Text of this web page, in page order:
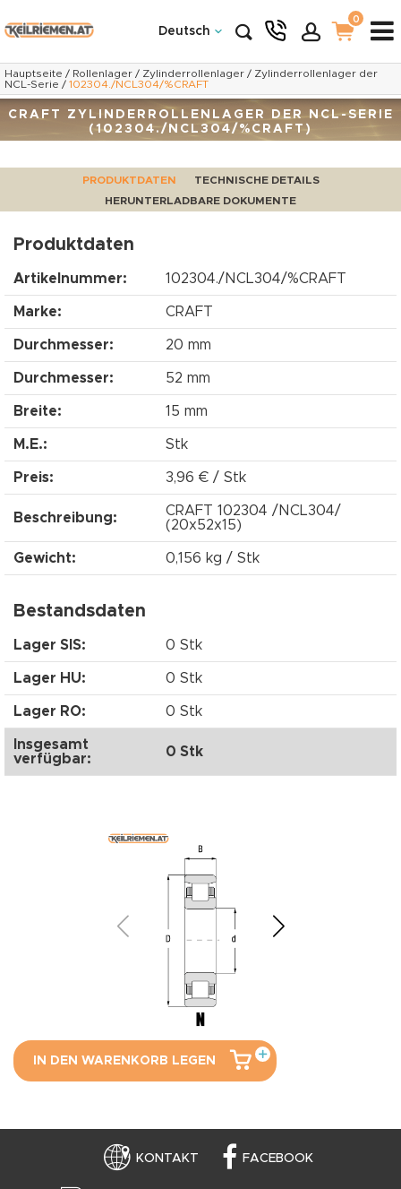
Deutsch
0
Hauptseite / Rollenlager / Zylinderrollenlager / Zylinderrollenlager der
NCL-Serie / 102304./NCL304/%CRAFT
CRAFT ZYLINDERROLLENLAGER DER NCL-SERIE
(102304./NCL304/%CRAFT)
PRODUKTDATEN
TECHNISCHE DETAILS
HERUNTERLADBARE DOKUMENTE
Produktdaten
Artikelnummer: 102304./NCL304/%CRAFT
Marke: CRAFT
Durchmesser: 20 mm
Durchmesser: 52 mm
Breite: 15 mm
M.E.: Stk
Preis: 3,96 € / Stk
Beschreibung:
CRAFT 102304 /NCL304/
(20x52x15)
Gewicht: 0,156 kg / Stk
Bestandsdaten
Lager SIS: 0 Stk
Lager HU: 0 Stk
Lager RO: 0 Stk
Insgesamt
verfügbar:
0 Stk
IN DEN WARENKORB LEGEN
KONTAKT FACEBOOK